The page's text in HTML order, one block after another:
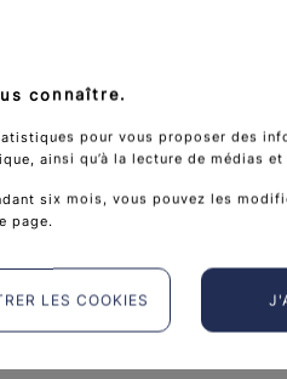
connaître.
pour vous proposer des
ainsi qu’à la lecture de médias
six mois, vous pouvez les
page.
LES COOKIES